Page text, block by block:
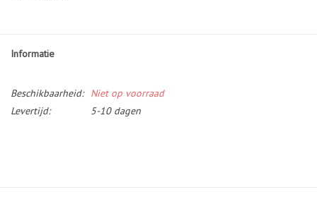
Informatie
Beschikbaarheid:
Niet op voorraad
Levertijd:
5-10 dagen